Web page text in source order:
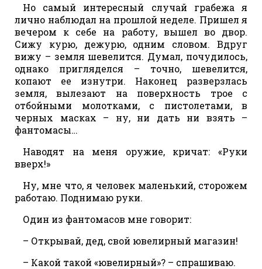
Но самый интересный случай грабежа я
лично наблюдал на прошлой неделе. Пришел я
вечером к себе на работу, вышел во двор.
Сижу курю, дежурю, одним словом. Вдруг
вижу – земля шевелится. Думал, почудилось,
однако пригляделся – точно, шевелится,
копают ее изнутри. Наконец разверзлась
земля, вылезают на поверхность трое с
отбойными молотками, с пистолетами, в
черных масках – ну, ни дать ни взять –
фантомасы…
Наводят на меня оружие, кричат: «Руки
вверх!»
Ну, мне что, я человек маленький, сторожем
работаю. Поднимаю руки.
Один из фантомасов мне говорит:
– Открывай, дед, свой ювелирный магазин!
– Какой такой «ювелирный»? – спрашиваю.